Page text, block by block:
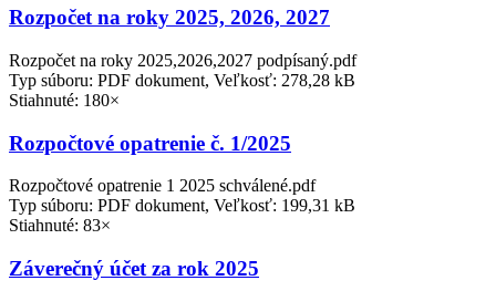
Rozpočet na roky 2025, 2026, 2027
Rozpočet na roky 2025,2026,2027 podpísaný.pdf
Typ súboru: PDF dokument, Veľkosť: 278,28 kB
Stiahnuté: 180×
Rozpočtové opatrenie č. 1/2025
Rozpočtové opatrenie 1 2025 schválené.pdf
Typ súboru: PDF dokument, Veľkosť: 199,31 kB
Stiahnuté: 83×
Záverečný účet za rok 2025